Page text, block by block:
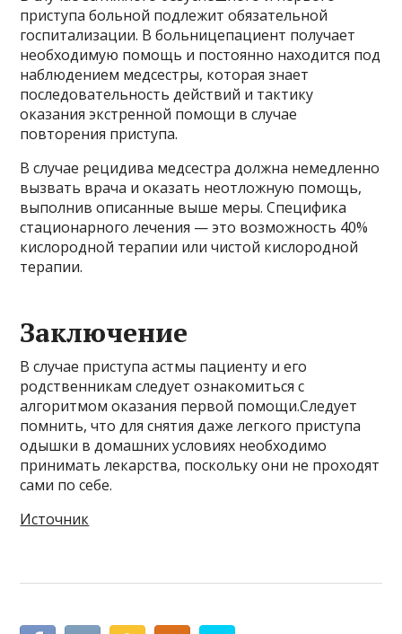
приступа больной подлежит обязательной
госпитализации. В больницепациент получает
необходимую помощь и постоянно находится под
наблюдением медсестры, которая знает
последовательность действий и тактику
оказания экстренной помощи в случае
повторения приступа.
В случае рецидива медсестра должна немедленно
вызвать врача и оказать неотложную помощь,
выполнив описанные выше меры. Специфика
стационарного лечения — это возможность 40%
кислородной терапии или чистой кислородной
терапии.
Заключение
В случае приступа астмы пациенту и его
родственникам следует ознакомиться с
алгоритмом оказания первой помощи.Следует
помнить, что для снятия даже легкого приступа
одышки в домашних условиях необходимо
принимать лекарства, поскольку они не проходят
сами по себе.
Источник